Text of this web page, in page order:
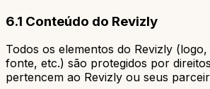
6.1 Conteúdo do Revizly
Todos os elementos do Revizly
fonte, etc.) são protegidos por
pertencem ao Revizly ou seus